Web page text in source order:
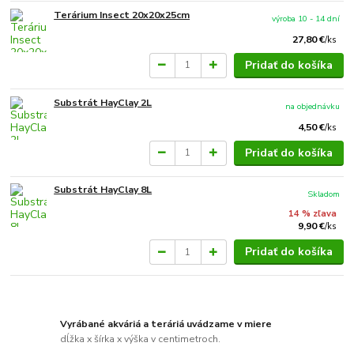
Terárium Insect 20x20x25cm
27,80 €/ks
výroba 10 - 14 dní
Pridať do košíka
Substrát HayClay 2L
4,50 €/ks
na objednávku
Pridať do košíka
Substrát HayClay 8L
14 % zľava
9,90 €/ks
Skladom
Pridať do košíka
Vyrábané akváriá a teráriá uvádzame v miere
dĺžka x šírka x výška v centimetroch.